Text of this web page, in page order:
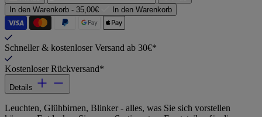
In den Warenkorb - 35,00€ In den Warenkorb
Schneller & kostenloser Versand ab 30€*
Kostenloser Rückversand*
Details
Leuchten, Glühbirnen, Blinker - alles, was Sie sich vorstellen